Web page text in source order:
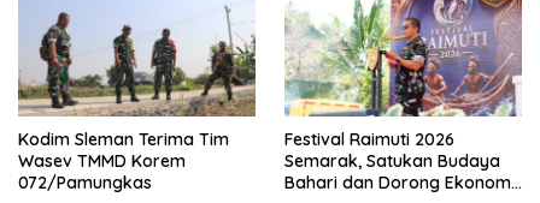
Kodim Sleman Terima Tim
Wasev TMMD Korem
072/Pamungkas
Festival Raimuti 2026
Semarak, Satukan Budaya
Bahari dan Dorong Ekonomi